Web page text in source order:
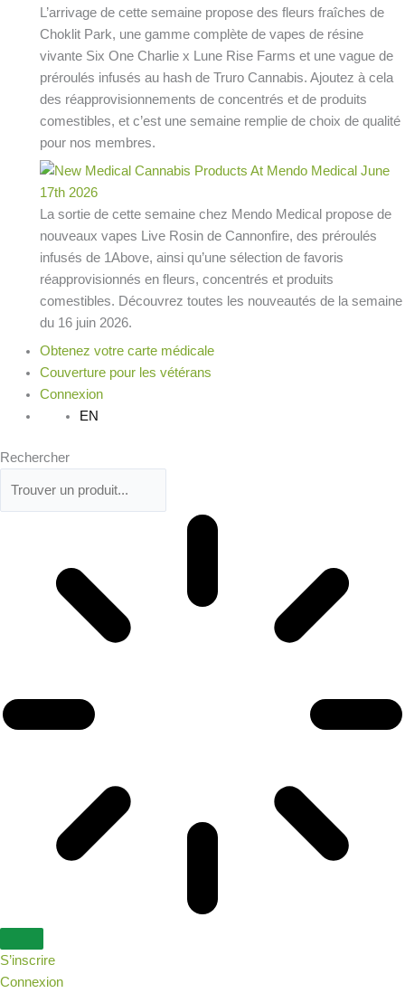
L’arrivage de cette semaine propose des fleurs fraîches de
Choklit Park, une gamme complète de vapes de résine
vivante Six One Charlie x Lune Rise Farms et une vague de
préroulés infusés au hash de Truro Cannabis. Ajoutez à cela
des réapprovisionnements de concentrés et de produits
comestibles, et c’est une semaine remplie de choix de qualité
pour nos membres.
La sortie de cette semaine chez Mendo Medical propose de
nouveaux vapes Live Rosin de Cannonfire, des préroulés
infusés de 1Above, ainsi qu’une sélection de favoris
réapprovisionnés en fleurs, concentrés et produits
comestibles. Découvrez toutes les nouveautés de la semaine
du 16 juin 2026.
Obtenez votre carte médicale
Couverture pour les vétérans
Connexion
EN
Rechercher
S’inscrire
Connexion